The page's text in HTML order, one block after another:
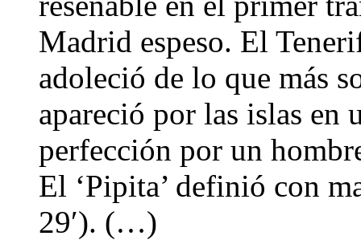
Madrid espeso. El
adoleció de lo que más
apareció por las islas en
perfección por un
El ‘Pipita’ definió con
29′). (…)